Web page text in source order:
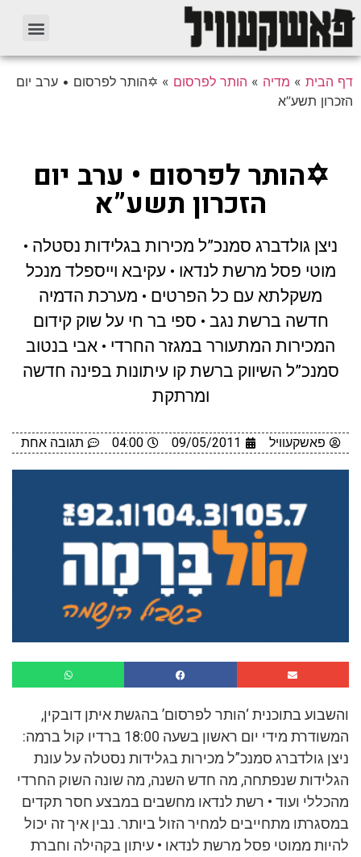
דף הבית » מדיה » הותר לפרסום » ✡הותר לפרסום • ערב יום
הזכרון תשע”א
✡הותר לפרסום • ערב יום
הזכרון תשע”א
ניצן גולדברג סמנכ”ל מכירות בגלידות נסטלה •
מוטי פסל מרשת לנדאו • עקיבא וייספלד מנכל
משקלתא עם כל הפרטים • מערכת הדמיה
חדשה ברשת נגב • ספי בר חי על שוק קידום
המכירות המתעורר במגזר החרדי • אבי בנטוב
סמנכ”ל השיווק ברשת קו עיתונות בפינה חדשה
ומרתקת
פאשקעוויל 09/05/2011
04:00 תגובה אחת
והשבוע בתוכנית ‘הותר לפרסום’ בהגשת איתן דובקין,
המשודרת מידי יום ראשון בשעה 18:00 ברדיו קול ברמה:
ניצן גולדברג סמנכ”ל מכירות בגלידות נסטלה על עונת
הגלידות שנפתחה, מה חדש השנה, מה שונה השוק החרדי
מהכללי ועוד • רשת לנדאו מחשבים במבצע חסר תקדים
במסגרתו מתחייבים למחיר הזול ביותר. נבין איך זה יכול
להיות ממוטי פסל מרשת לנדאו • עיתון בקהילה וחברת